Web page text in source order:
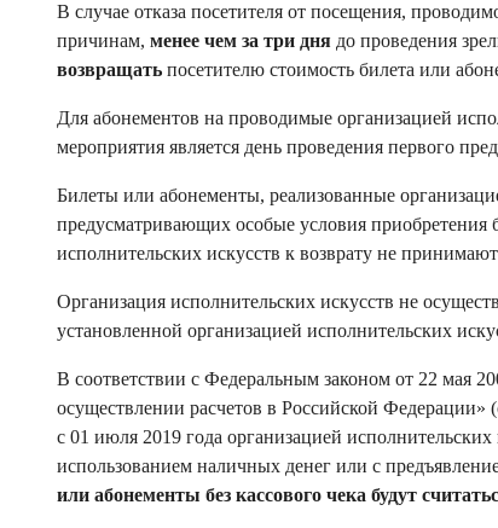
В случае отказа посетителя от посещения,
причинам, менее чем за три дня до проведения
возвращать посетителю стоимость билета или
Для абонементов на проводимые организацией
мероприятия является день проведения первого
Билеты или абонементы, реализованные
предусматривающих особые условия
исполнительских искусств к возврату не
Организация исполнительских искусств не
установленной организацией исполнительских
В соответствии с Федеральным законом от 22 мая
осуществлении расчетов в Российской
с 01 июля 2019 года организацией
использованием наличных денег или с
или абонементы без кассового чека будут